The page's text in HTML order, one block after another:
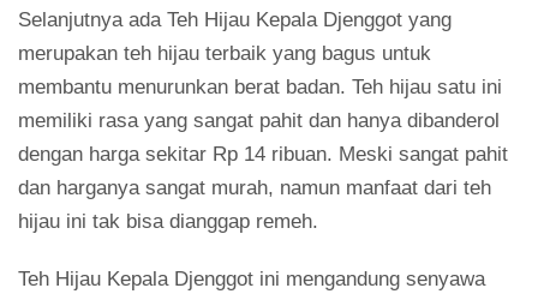
Selanjutnya ada Teh Hijau Kepala Djenggot yang
merupakan teh hijau terbaik yang bagus untuk
membantu menurunkan berat badan. Teh hijau satu ini
memiliki rasa yang sangat pahit dan hanya dibanderol
dengan harga sekitar Rp 14 ribuan. Meski sangat pahit
dan harganya sangat murah, namun manfaat dari teh
hijau ini tak bisa dianggap remeh.
Teh Hijau Kepala Djenggot ini mengandung senyawa